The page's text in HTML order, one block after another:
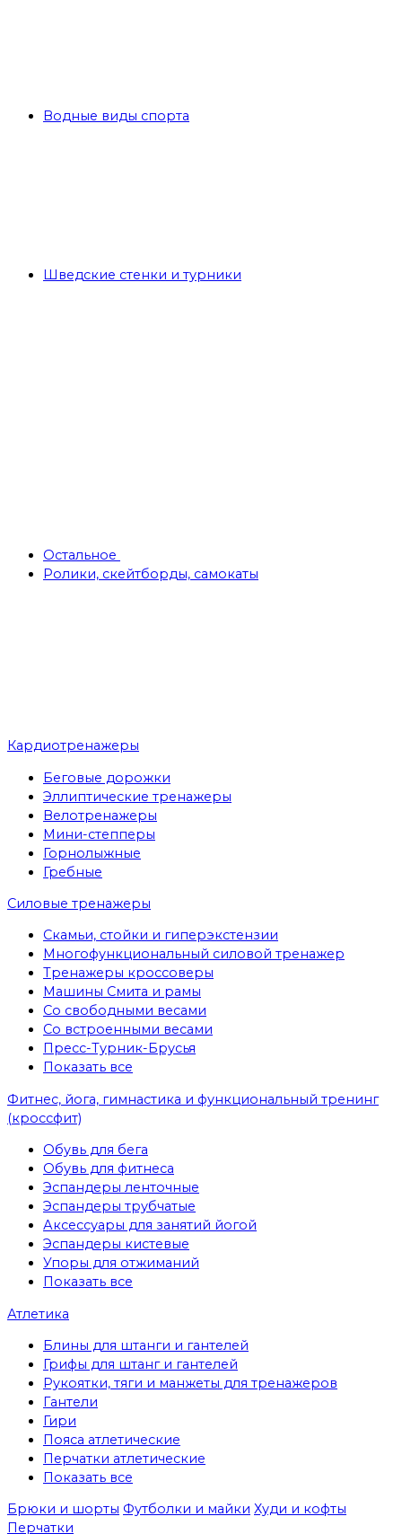
Водные виды спорта
Шведские стенки и турники
Остальное
Ролики, скейтборды, самокаты
Кардиотренажеры
Беговые дорожки
Эллиптические тренажеры
Велотренажеры
Мини-степперы
Горнолыжные
Гребные
Cиловые тренажеры
Скамьи, стойки и гиперэкстензии
Многофункциональный силовой тренажер
Тренажеры кроссоверы
Машины Смита и рамы
Со свободными весами
Со встроенными весами
Пресс-Турник-Брусья
Показать все
Фитнес, йога, гимнастика и функциональный тренинг
(кроссфит)
Обувь для бега
Обувь для фитнеса
Эспандеры ленточные
Эспандеры трубчатые
Аксессуары для занятий йогой
Эспандеры кистевые
Упоры для отжиманий
Показать все
Атлетика
Блины для штанги и гантелей
Грифы для штанг и гантелей
Рукоятки, тяги и манжеты для тренажеров
Гантели
Гири
Пояса атлетические
Перчатки атлетические
Показать все
Брюки и шорты Футболки и майки Худи и кофты
Перчатки